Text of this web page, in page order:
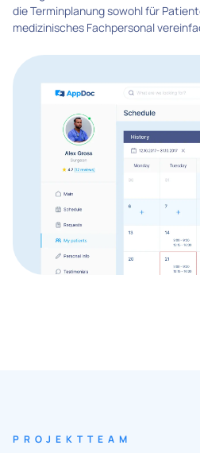
die Terminplanung sowohl für
medizinisches Fachpersonal
PROJEKTTEAM